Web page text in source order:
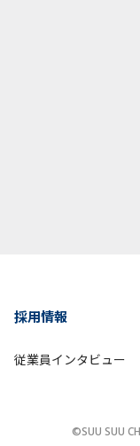
採用情報
従業員インタビュー
©SUU SUU